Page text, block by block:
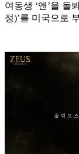
여동생 ‘앤’을 돌
정)’를 미국으로